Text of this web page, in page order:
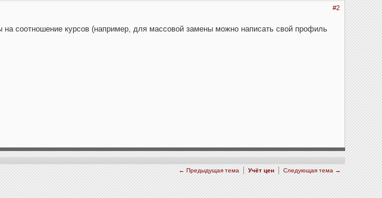
#2
соотношение курсов (например, для массовой замены можно написать свой профиль
← Предыдущая тема Учёт цен Следующая тема →